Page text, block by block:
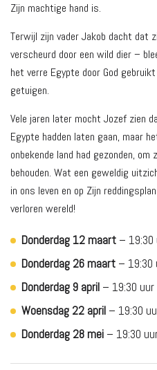
Zijn machtige hand is.
Terwijl zijn vader Jakob dacht dat
verscheurd door een wild dier –
het verre Egypte door God
getuigen.
Vele jaren later mocht Jozef zien
Egypte hadden laten gaan, maar
onbekende land had gezonden,
behouden. Wat een geweldig
in ons leven en op Zijn
verloren wereld!
Donderdag 12 maart –
Donderdag 26 maart – 19:30
Donderdag 9 april – 19:30
Woensdag 22 april – 19:30
Donderdag 28 mei – 19:30